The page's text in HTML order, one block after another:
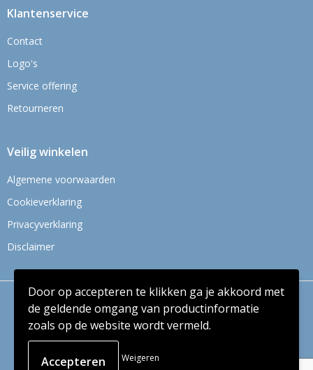
Klantenservice
Contact
Logo's
Service offering
Retourneren
Veilig winkelen
Algemene voorwaarden
Cookieverklaring
Privacyverklaring
Disclaimer
© Copyright Context BV 2024
Door op accepteren te klikken ga je akkoord met
de geldende omgang van productinformatie
zoals op de website wordt vermeld.
Weigeren